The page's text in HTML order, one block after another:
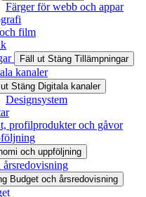
Färger för webb och appar
film
Fäll ut Stäng Tillämpningar
kanaler
Stäng Digitala kanaler
Designsystem
profilprodukter och gåvor
och uppföljning
Budget och årsredovisning